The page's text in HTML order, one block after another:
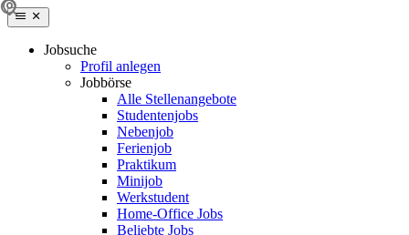
Jobsuche
Profil anlegen
Jobbörse
Alle Stellenangebote
Studentenjobs
Nebenjob
Ferienjob
Praktikum
Minijob
Werkstudent
Home-Office Jobs
Beliebte Jobs